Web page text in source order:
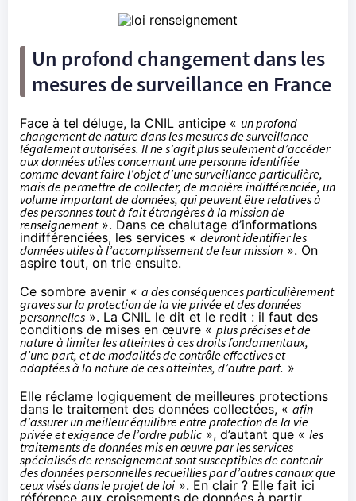
Un profond changement dans les
mesures de surveillance en France
Face à tel déluge, la CNIL anticipe « un profond
changement de nature dans les mesures de surveillance
légalement autorisées. Il ne s’agit plus seulement d’accéder
aux données utiles concernant une personne identifiée
comme devant faire l’objet d’une surveillance particulière,
mais de permettre de collecter, de manière indifférenciée, un
volume important de données, qui peuvent être relatives à
des personnes tout à fait étrangères à la mission de
renseignement». Dans ce chalutage d’informations
indifférenciées, les services « devront identifier les
données utiles à l’accomplissement de leur mission ». On
aspire tout, on trie ensuite.
Ce sombre avenir « a des conséquences particulièrement
graves sur la protection de la vie privée et des données
personnelles». La CNIL le dit et le redit : il faut des
conditions de mises en œuvre « plus précises et de
nature à limiter les atteintes à ces droits fondamentaux,
d’une part, et de modalités de contrôle effectives et
adaptées à la nature de ces atteintes, d’autre part. »
Elle réclame logiquement de meilleures protections
dans le traitement des données collectées, « afin
d’assurer un meilleur équilibre entre protection de la vie
privée et exigence de l’ordre public », d’autant que « les
traitements de données mis en œuvre par les services
spécialisés de renseignement sont susceptibles de contenir
des données personnelles recueillies par d’autres canaux que
ceux visés dans le projet de loi ». En clair ? Elle fait ici
référence aux croisements de données à partir